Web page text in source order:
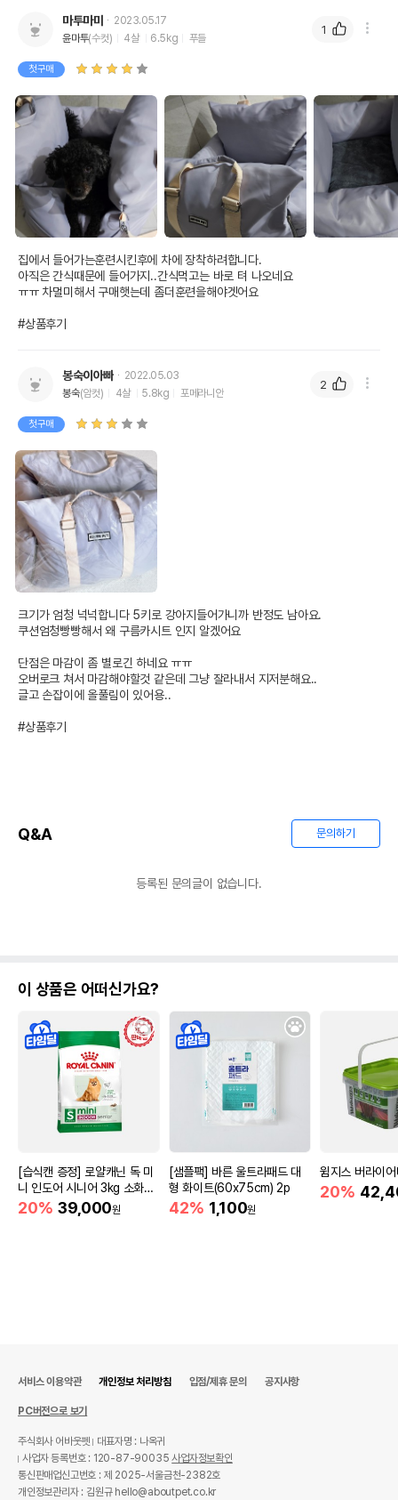
마투마미
2023.05.17
윤마투(수컷) 4살 6.5kg 푸들
첫구매
집에서 들어가는훈련시킨후에 차에 장착하려합니다.
아직은 간식때문에 들어가지..간식먹고는 바로 텨 나오네요
ㅠㅠ 차멀미해서 구매햇는데 좀더훈련을해야겟어요
#상품후기
1
봉숙이아빠
2022.05.03
봉숙(암컷) 4살 5.8kg 포메라니안
첫구매
크기가 엄청 넉넉합니다 5키로 강아지들어가니까 반정도 남아요.
쿠션엄청빵빵해서 왜 구름카시트 인지 알겠어요
단점은 마감이 좀 별로긴 하네요 ㅠㅠ
오버로크 쳐서 마감해야할것 같은데 그냥 잘라내서 지저분해요..
글고 손잡이에 올풀림이 있어용..
#상품후기
2
Q&A 문의하기
등록된 문의글이 없습니다.
이 상품은 어떠신가요?
[습식캔 증정] 로얄캐닌 독 미
니 인도어 시니어 3kg 소화도
움
20% 39,000원
[샘플팩] 바른 울트라패드 대
형 화이트(60x75cm) 2p
42% 1,100원
윔지스 버라이
20%
서비스 이용약관 개인정보 처리방침 입점/제휴 문의 공지사항
PC버전으로 보기
주식회사 어바웃펫
대표자명 : 나옥귀
사업자 등록번호 : 120-87-90035사업자정보확인
통신판매업신고번호 : 제 2025-서울금천-2382호
개인정보관리자 : 김원규 hello@aboutpet.co.kr